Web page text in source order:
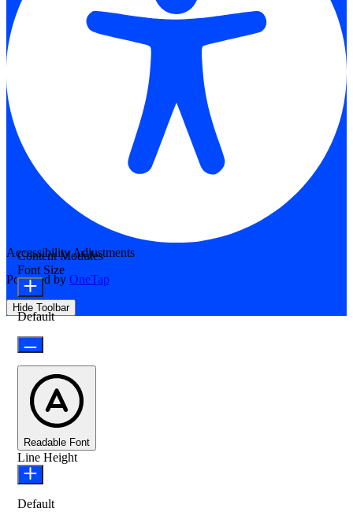
Accessibility Adjustments
Powered by OneTap
Hide Toolbar
Content Modules
Font Size
Default
Readable Font
Line Height
Default